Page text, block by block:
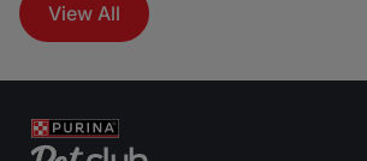
View All